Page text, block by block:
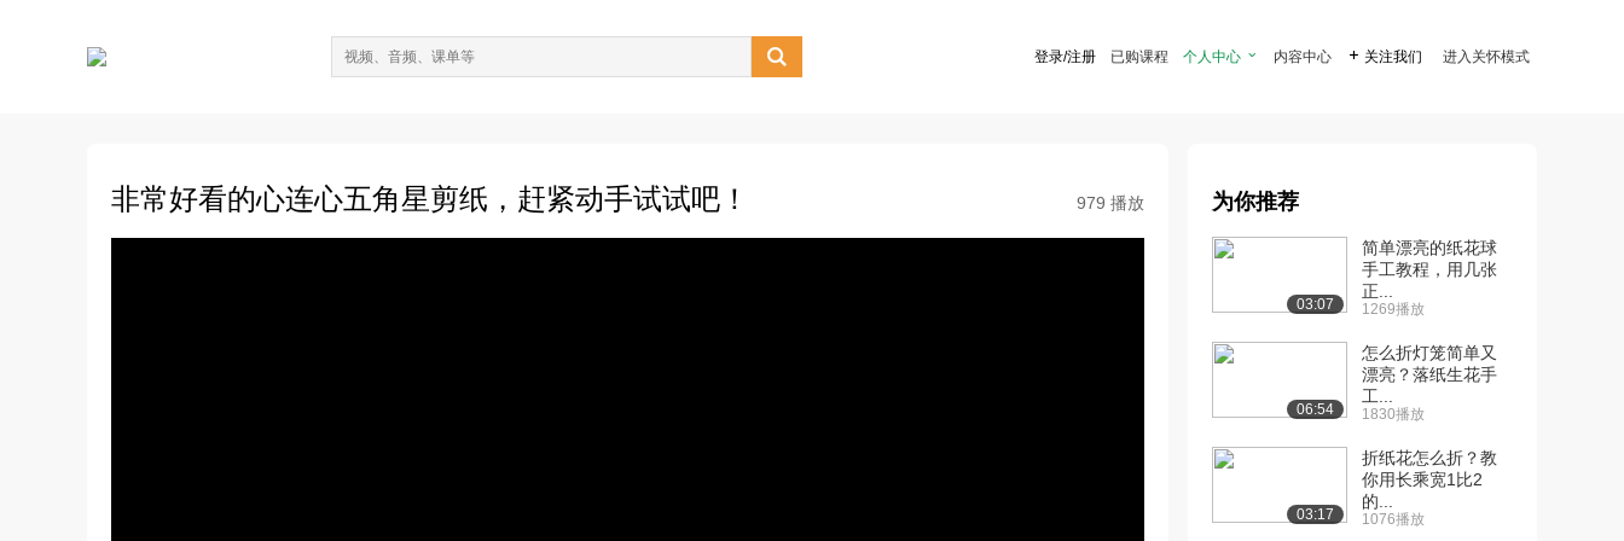
 登录/注册 已购课程 个人中心  内容中心  关注我们 进入关怀模式
非常好看的心连心五角星剪纸，赶紧动手试试吧！ 979 播放 为你推荐
03:07
简单漂亮的纸花球
手工教程，用几张
正...
1269播放
06:54
怎么折灯笼简单又
漂亮？落纸生花手
工...
1830播放
03:17
折纸花怎么折？教
你用长乘宽1比2
的...
1076播放